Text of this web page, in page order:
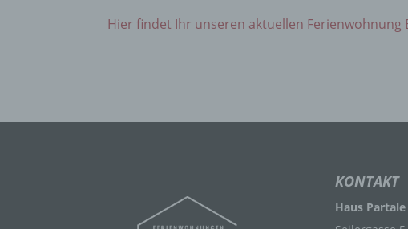
Hier findet Ihr unseren aktuellen Ferienwohnung
KONTAKT
Haus Partale
einer Weise,
natürlichen
g)